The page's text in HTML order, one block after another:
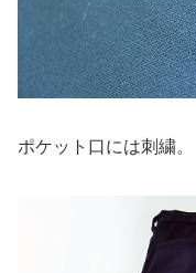
ポケット口には刺繍。